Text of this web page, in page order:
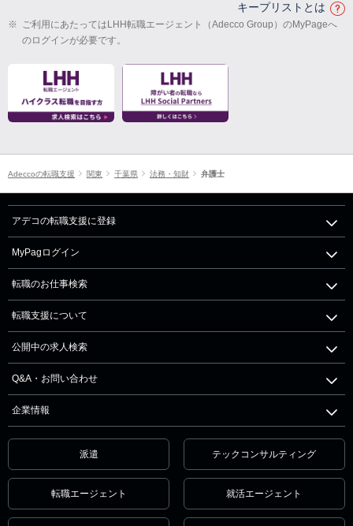
キープリストとは
※ ご利用にあたってはLHH転職エージェント（Adecco Group）のMyPageへ
のログインが必要です。
Adeccoの転職支援 関東 千葉県 法務・知財 弁護士
アデコの転職支援に登録
MyPagログイン
転職のお仕事検索
転職支援について
公開中の求人検索
Q&A・お問い合わせ
企業情報
派遣 テックコンサルティング
転職エージェント 就活エージェント